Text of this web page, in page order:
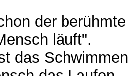
der
läuft".
das